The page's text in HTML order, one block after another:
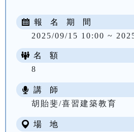
報 名 期 間
2025/09/15 10:00 ~
名 額
8
講 師
胡貽斐/喜習建築教育
場 地